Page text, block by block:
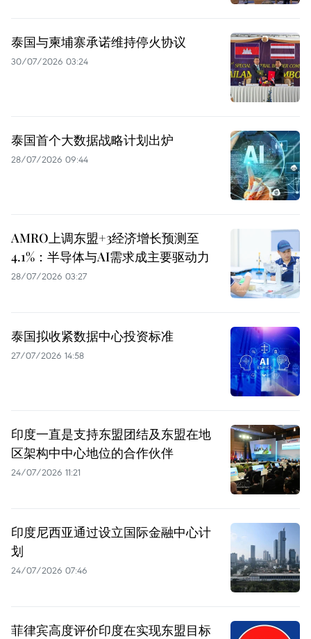
泰国与柬埔寨承诺维持停火协议
30/07/2026 03:24
泰国首个大数据战略计划出炉
28/07/2026 09:44
AMRO上调东盟+3经济增长预测至
4.1%：半导体与AI需求成主要驱动力
28/07/2026 03:27
泰国拟收紧数据中心投资标准
27/07/2026 14:58
印度一直是支持东盟团结及东盟在地
区架构中中心地位的合作伙伴
24/07/2026 11:21
印度尼西亚通过设立国际金融中心计
划
24/07/2026 07:46
菲律宾高度评价印度在实现东盟目标